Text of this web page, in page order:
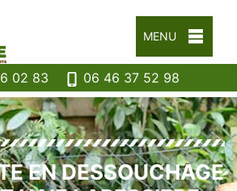
MENU
02 83 06 46 37 52 98
EN DESSOUCHAGE